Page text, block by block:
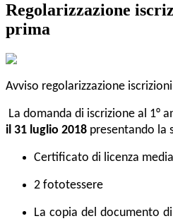
Regolarizzazione
prima
Avviso regolarizzazione
La domanda di iscrizione al 1°
il 31 luglio 2018 presentando la
Certificato di licenza media
2 fototessere
La copia del documento